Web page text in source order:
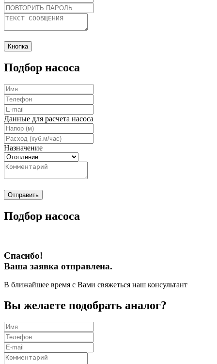
Кнопка
Подбор насоса
Данные для расчета насоса
Назначение
Отправить
Подбор насоса
Спасибо!
Ваша заявка отправлена.
В ближайшее время с Вами свяжеться наш консультант
Вы желаете подобрать аналог?